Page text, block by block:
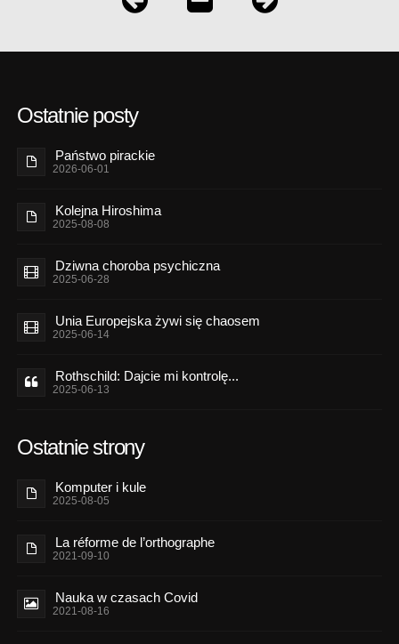
Ostatnie posty
Państwo pirackie
2026-06-01
Kolejna Hiroshima
2025-08-08
Dziwna choroba psychiczna
2025-06-28
Unia Europejska żywi się chaosem
2025-06-14
Rothschild: Dajcie mi kontrolę...
2025-06-13
Ostatnie strony
Komputer i kule
2025-08-05
La réforme de l’orthographe
2021-09-10
Nauka w czasach Covid
2021-08-16